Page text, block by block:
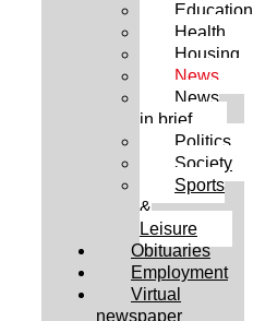
Education
Health
Housing
News
News
in brief
Politics
Society
Sports
&
Leisure
Obituaries
Employment
Virtual
newspaper